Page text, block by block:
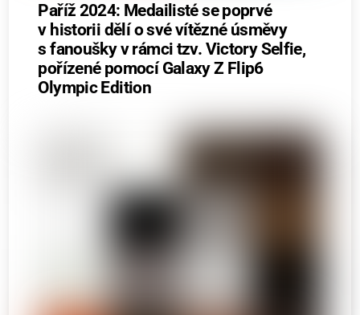
Paříž 2024: Medailisté se poprvé
v historii dělí o své vítězné úsměvy
s fanoušky v rámci tzv. Victory Selfie,
pořízené pomocí Galaxy Z Flip6
Olympic Edition